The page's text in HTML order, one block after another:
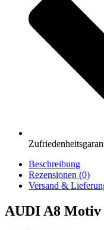
Beschreibung
Rezensionen (0)
Versand &
AUDI A8 Motiv